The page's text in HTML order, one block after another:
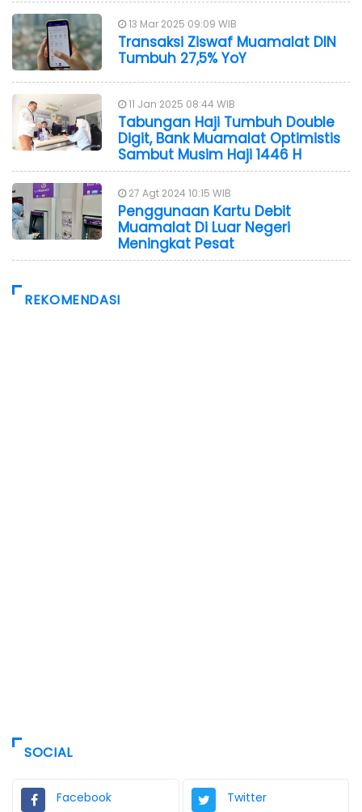
13 Mar 2025 09:09 WIB
Transaksi Ziswaf Muamalat DIN
Tumbuh 27,5% YoY
11 Jan 2025 08:44 WIB
Tabungan Haji Tumbuh Double
Digit, Bank Muamalat Optimistis
Sambut Musim Haji 1446 H
27 Agt 2024 10:15 WIB
Penggunaan Kartu Debit
Muamalat Di Luar Negeri
Meningkat Pesat
REKOMENDASI
SOCIAL
Facebook Twitter